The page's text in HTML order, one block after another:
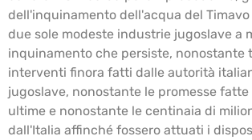
dell'inquinamento dell'acqua del
due sole modeste industrie jugoslave a
inquinamento che persiste, nonostante
interventi finora fatti dalle autorità
jugoslave, nonostante le promesse
ultime e nonostante le centinaia di
dall'Italia affinché fossero attuati i